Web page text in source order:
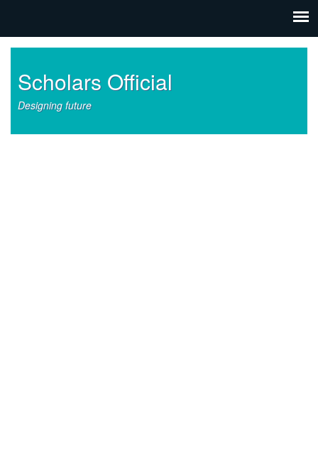
Scholars Official
Designing future